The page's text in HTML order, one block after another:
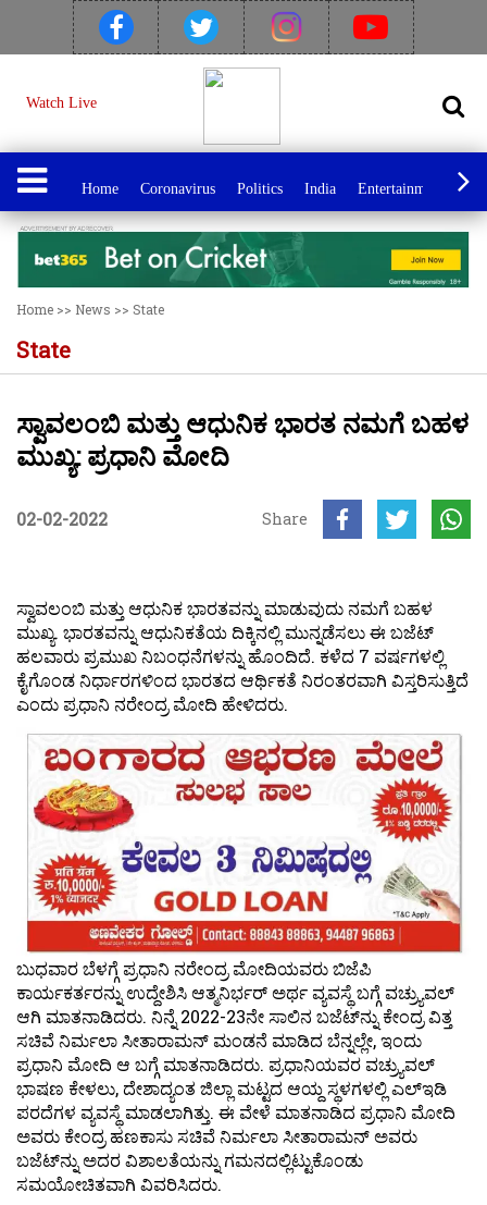
Watch Live
Home Coronavirus Politics India Entertainment
Home >> News >> State
State
ಸ್ವಾವಲಂಬಿ ಮತ್ತು ಆಧುನಿಕ ಭಾರತ ನಮಗೆ ಬಹಳ
ಮುಖ್ಯ: ಪ್ರಧಾನಿ ಮೋದಿ
02-02-2022 Share
ಸ್ವಾವಲಂಬಿ ಮತ್ತು ಆಧುನಿಕ ಭಾರತವನ್ನು ಮಾಡುವುದು ನಮಗೆ ಬಹಳ
ಮುಖ್ಯ. ಭಾರತವನ್ನು ಆಧುನಿಕತೆಯ ದಿಕ್ಕಿನಲ್ಲಿ ಮುನ್ನಡೆಸಲು ಈ ಬಜೆಟ್
ಹಲವಾರು ಪ್ರಮುಖ ನಿಬಂಧನೆಗಳನ್ನು ಹೊಂದಿದೆ. ಕಳೆದ 7 ವರ್ಷಗಳಲ್ಲಿ
ಕೈಗೊಂಡ ನಿರ್ಧಾರಗಳಿಂದ ಭಾರತದ ಆರ್ಥಿಕತೆ ನಿರಂತರವಾಗಿ ವಿಸ್ತರಿಸುತ್ತಿದೆ
ಎಂದು ಪ್ರಧಾನಿ ನರೇಂದ್ರ ಮೋದಿ ಹೇಳಿದರು.
ಬುಧವಾರ ಬೆಳಗ್ಗೆ ಪ್ರಧಾನಿ ನರೇಂದ್ರ ಮೋದಿಯವರು ಬಿಜೆಪಿ
ಕಾರ್ಯಕರ್ತರನ್ನು ಉದ್ದೇಶಿಸಿ ಆತ್ಮನಿರ್ಭರ್ ಅರ್ಥ ವ್ಯವಸ್ಥೆ ಬಗ್ಗೆ ವಚ್ರ್ಯುವಲ್
ಆಗಿ ಮಾತನಾಡಿದರು. ನಿನ್ನೆ 2022-23ನೇ ಸಾಲಿನ ಬಜೆಟ್‍ನ್ನು ಕೇಂದ್ರ ವಿತ್ತ
ಸಚಿವೆ ನಿರ್ಮಲಾ ಸೀತಾರಾಮನ್ ಮಂಡನೆ ಮಾಡಿದ ಬೆನ್ನಲ್ಲೇ, ಇಂದು
ಪ್ರಧಾನಿ ಮೋದಿ ಆ ಬಗ್ಗೆ ಮಾತನಾಡಿದರು. ಪ್ರಧಾನಿಯವರ ವಚ್ರ್ಯುವಲ್
ಭಾಷಣ ಕೇಳಲು, ದೇಶಾದ್ಯಂತ ಜಿಲ್ಲಾ ಮಟ್ಟದ ಆಯ್ದ ಸ್ಥಳಗಳಲ್ಲಿ ಎಲ್‍ಇಡಿ
ಪರದೆಗಳ ವ್ಯವಸ್ಥೆ ಮಾಡಲಾಗಿತ್ತು. ಈ ವೇಳೆ ಮಾತನಾಡಿದ ಪ್ರಧಾನಿ ಮೋದಿ
ಅವರು ಕೇಂದ್ರ ಹಣಕಾಸು ಸಚಿವೆ ನಿರ್ಮಲಾ ಸೀತಾರಾಮನ್ ಅವರು
ಬಜೆಟ್‍ನ್ನು ಅದರ ವಿಶಾಲತೆಯನ್ನು ಗಮನದಲ್ಲಿಟ್ಟುಕೊಂಡು
ಸಮಯೋಚಿತವಾಗಿ ವಿವರಿಸಿದರು.